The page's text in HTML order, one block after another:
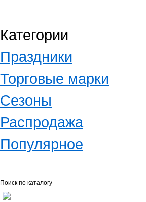
Категории
Праздники
Торговые марки
Сезоны
Распродажа
Популярное
Поиск по каталогу